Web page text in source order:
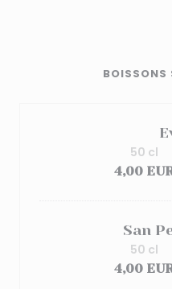
BOISSONS
4,00
50 cl
San
4,00
50 cl